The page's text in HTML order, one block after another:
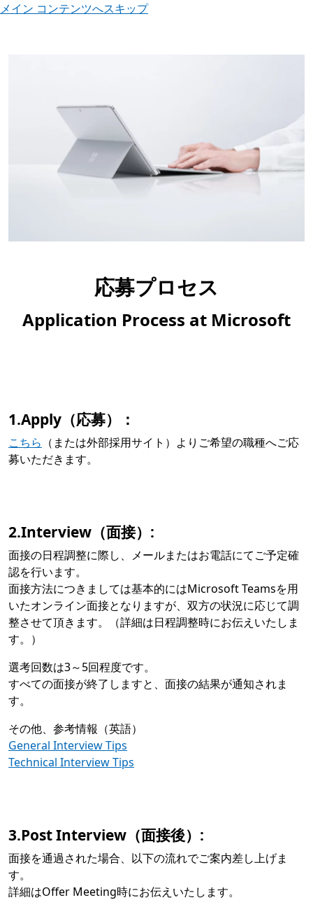
メイン コンテンツへスキップ
応募プロセス
Application Process at Microsoft
1.Apply（応募）：
こちら （または外部採用サイト）よりご希望の職種へご応
募いただきます。
2.Interview（面接）:
面接の日程調整に際し、メールまたはお電話にてご予定確
認を行います。
面接方法につきましては基本的にはMicrosoft Teamsを用
いたオンライン面接となりますが、双方の状況に応じて調
整させて頂きます。（詳細は日程調整時にお伝えいたしま
す。）
選考回数は3～5回程度です。
すべての面接が終了しますと、面接の結果が通知されま
す。
その他、参考情報（英語）
General Interview Tips
Technical Interview Tips
3.Post Interview（面接後）:
面接を通過された場合、以下の流れでご案内差し上げま
す。
詳細はOffer Meeting時にお伝えいたします。